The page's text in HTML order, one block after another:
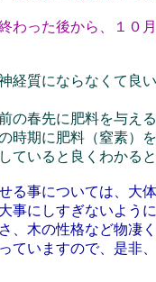
わった後から、１０
経質にならなくて良
の春先に肥料を与え
時期に肥料（窒素）
ていると良くわかる
る事については、大
事にしすぎないよう
、木の性格など物凄
ていますので、是非